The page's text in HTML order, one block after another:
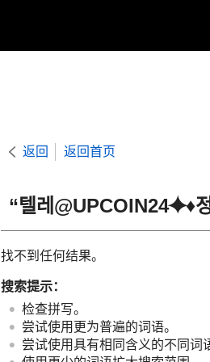
返回 返回首页
“텔레@UPCOIN24⯌♦
找不到任何结果。
搜索提示：
检查拼写。
尝试使用更为普遍的词语。
尝试使用具有相同含义的不同词